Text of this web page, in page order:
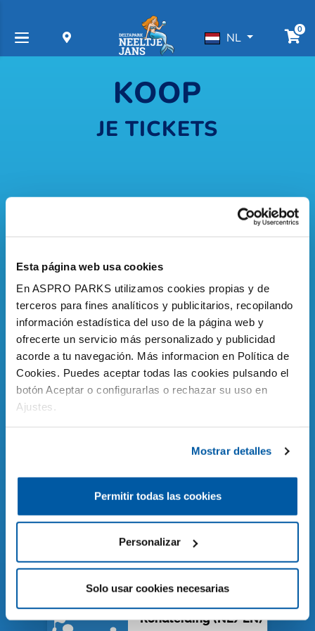
Esta página web usa cookies
En ASPRO PARKS utilizamos cookies propias y de
terceros para fines analíticos y publicitarios, recopilando
información estadística del uso de la página web y
ofrecerte un servicio más personalizado y publicidad
acorde a tu navegación. Más informacion en Política de
Cookies. Puedes aceptar todas las cookies pulsando el
botón Aceptar o configurarlas o rechazar su uso en
Ajustes.
Mostrar detalles
Permitir todas las cookies
Personalizar
Solo usar cookies necesarias
NL
0
KOOP
JE TICKETS
Entreeticket
Toegang park (tijdelijk
geen rondvaart).
Parkeerticket
Parkeerticket voor 1 auto.
€70,- / Een bijzondere
ontmoeting.
Rondleiding (NL/EN)